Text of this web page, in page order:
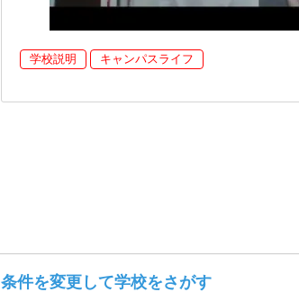
学校説明 キャンパスライフ
条件を変更して学校をさがす